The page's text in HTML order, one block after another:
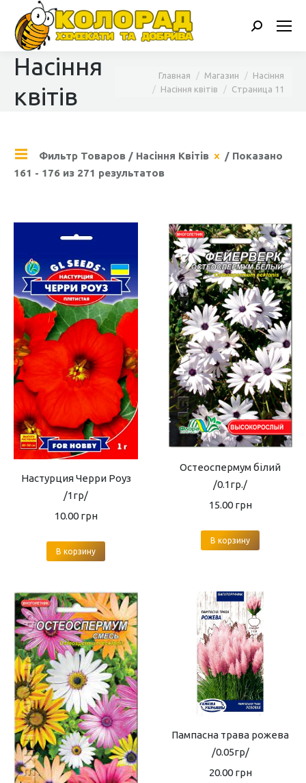
Поиск:
Насіння
квітів
Вы здесь:Главная Магазин
Насіння
Насіння квітів
Страница 11
Фильтр Товаров / Насіння Квітів
/ Показано
161 - 176 из 271 результатов
Настурция Черри Роуз
/1гр/
10.00 грн
В корзину
Остеоспермум білий
/0.1гр./
15.00 грн
В корзину
Пампасна трава рожева
/0.05гр/
20.00 грн